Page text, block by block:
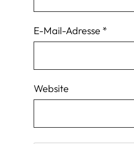
E-Mail-Adresse *
Website